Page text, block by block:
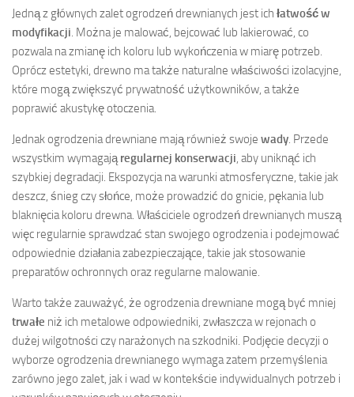
Jedną z głównych zalet ogrodzeń drewnianych jest ich łatwość w
modyfikacji. Można je malować, bejcować lub lakierować, co
pozwala na zmianę ich koloru lub wykończenia w miarę potrzeb.
Oprócz estetyki, drewno ma także naturalne właściwości izolacyjne,
które mogą zwiększyć prywatność użytkowników, a także
poprawić akustykę otoczenia.
Jednak ogrodzenia drewniane mają również swoje wady. Przede
wszystkim wymagająregularnej konserwacji, aby uniknąć ich
szybkiej degradacji. Ekspozycja na warunki atmosferyczne, takie jak
deszcz, śnieg czy słońce, może prowadzić do gnicie, pękania lub
blaknięcia koloru drewna. Właściciele ogrodzeń drewnianych muszą
więc regularnie sprawdzać stan swojego ogrodzenia i podejmować
odpowiednie działania zabezpieczające, takie jak stosowanie
preparatów ochronnych oraz regularne malowanie.
Warto także zauważyć, że ogrodzenia drewniane mogą być mniej
trwałe niż ich metalowe odpowiedniki, zwłaszcza w rejonach o
dużej wilgotności czy narażonych na szkodniki. Podjęcie decyzji o
wyborze ogrodzenia drewnianego wymaga zatem przemyślenia
zarówno jego zalet, jak i wad w kontekście indywidualnych potrzeb i